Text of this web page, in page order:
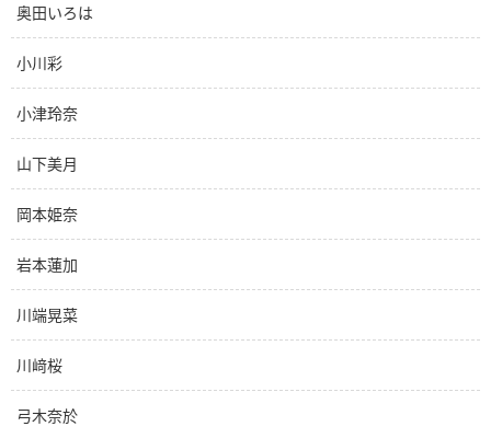
奥田いろは
小川彩
小津玲奈
山下美月
岡本姫奈
岩本蓮加
川端晃菜
川﨑桜
弓木奈於